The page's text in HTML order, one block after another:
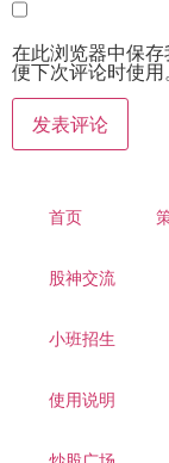
在此浏览器中保
便下次评论时使用
首页
股神交流
小班招生
使用说明